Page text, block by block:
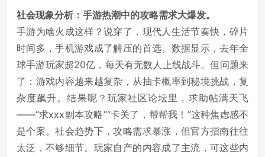
社会现象分析：手游热潮中的攻略需求大爆发。
手游为啥火成这样？说穿了，现代人生活节奏快，碎片
时间多，手机游戏成了解压的首选。数据显示，去年全
球手游玩家超20亿，每天有无数人上线战斗。但问题来
了：游戏内容越来越复杂，从抽卡概率到秘境挑战，复
杂度飙升。结果呢？玩家社区论坛里，求助帖满天飞
——“求xxx副本攻略”“卡关了，帮帮我！”这种焦虑感不
是个案。社会趋势下，攻略需求暴涨，但官方指南往往
太泛，不够细节。玩家自产的内容成了主流，可这些内